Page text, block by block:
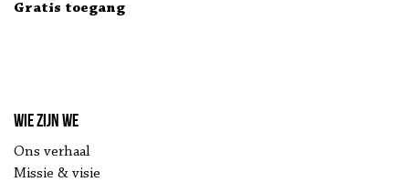
Gratis toegang
Wie zijn we
Ons verhaal
Missie & visie